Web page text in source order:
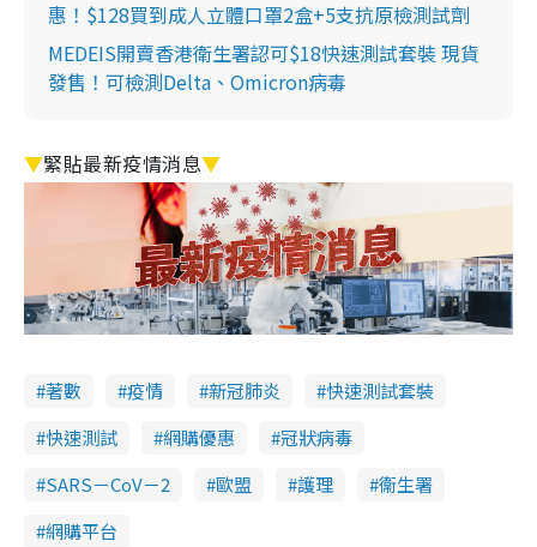
惠！$128買到成人立體口罩2盒+5支抗原檢測試劑
MEDEIS開賣香港衛生署認可$18快速測試套裝 現貨
發售！可檢測Delta、Omicron病毒
▼緊貼最新疫情消息▼
著數 疫情 新冠肺炎
快速測試套裝
快速測試
網購優惠
冠狀病毒
SARS－CoV－2
歐盟 護理
衞生署
網購平台